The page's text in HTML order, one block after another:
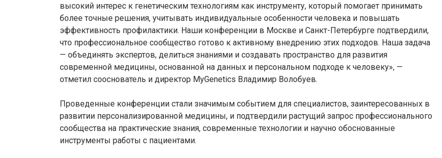
высокий интерес к генетическим технологиям как инструменту, который помогает принимать
более точные решения, учитывать индивидуальные особенности человека и повышать
эффективность профилактики. Наши конференции в Москве и Санкт-Петербурге подтвердили,
что профессиональное сообщество готово к активному внедрению этих подходов. Наша задача
— объединять экспертов, делиться знаниями и создавать пространство для развития
современной медицины, основанной на данных и персональном подходе к человеку», —
отметил сооснователь и директор MyGenetics Владимир Волобуев.
Проведенные конференции стали значимым событием для специалистов, заинтересованных в
развитии персонализированной медицины, и подтвердили растущий запрос профессионального
сообщества на практические знания, современные технологии и научно обоснованные
инструменты работы с пациентами.